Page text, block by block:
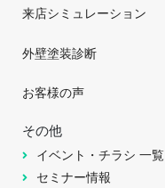
来店シミュレーション
外壁塗装診断
お客様の声
その他
イベント・チラシ 一覧
セミナー情報